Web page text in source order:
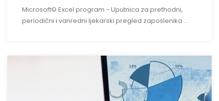
Microsoft© Excel program - Uputnica za prethodni,
periodični i vanredni ljekarski pregled zaposlenika ...